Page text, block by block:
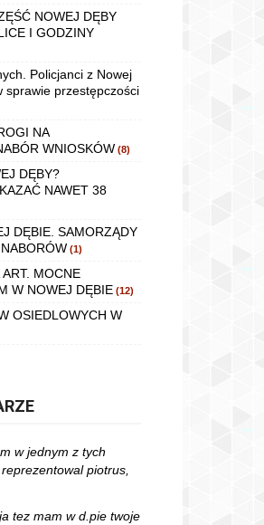
NOWEJ DĘBY
I GODZINY
Policjanci z Nowej
sprawie przestępczości
NA
WNIOSKÓW (8)
DĘBY?
NAWET 38
DĘBIE. SAMORZĄDY
(1)
MOCNE
W NOWEJ DĘBIE (12)
OSIEDLOWYCH W
w jednym z tych
piotrus,
tez mam w d.pie twoje